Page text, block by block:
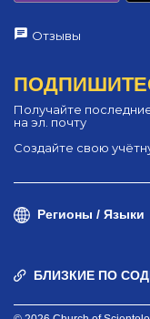
Отзывы
Получайте
на эл. почту
Создайте свою
Регионы / Языки
БЛИЗКИЕ ПО